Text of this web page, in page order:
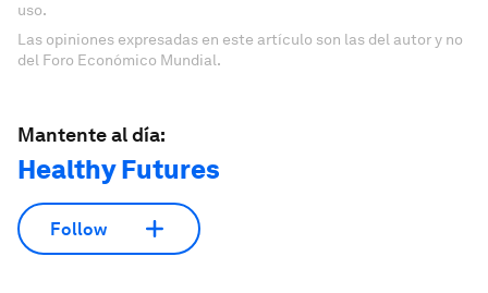
uso.
Las opiniones expresadas en este artículo son las del autor y no
del Foro Económico Mundial.
Mantente al día:
Healthy Futures
Follow